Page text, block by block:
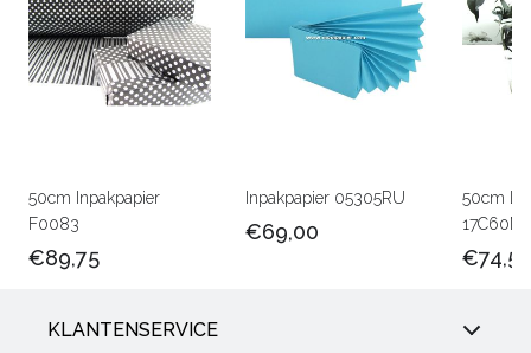
50cm Inpakpapier
F0083
€89,75
Inpakpapier 05305RU
€69,00
50cm
€74,50
KLANTENSERVICE